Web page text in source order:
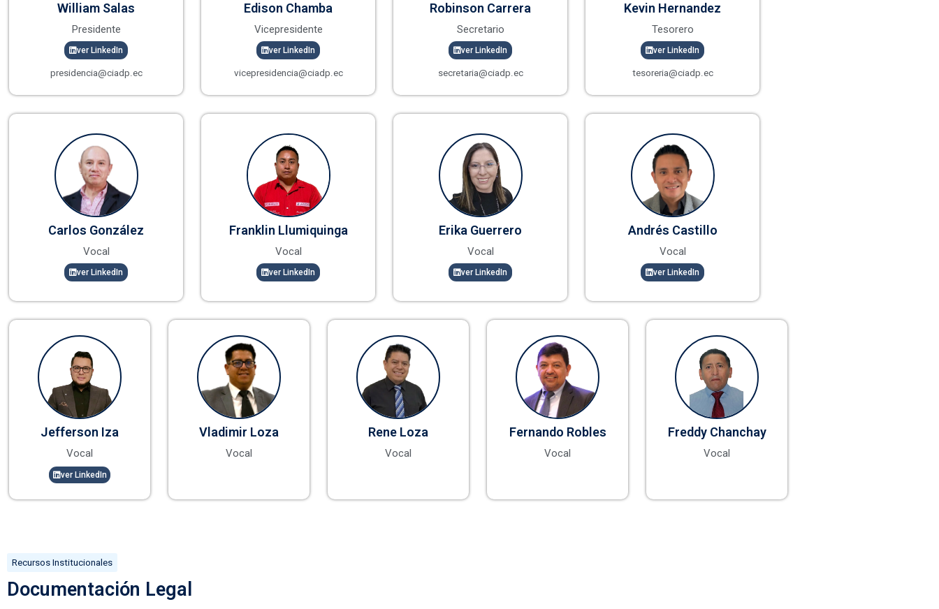
William Salas
Presidente
ver LinkedIn
presidencia@ciadp.ec
Edison Chamba
Vicepresidente
ver LinkedIn
vicepresidencia@ciadp.ec
Robinson Carrera
Secretario
ver LinkedIn
secretaria@ciadp.ec
Kevin Hernandez
Tesorero
ver LinkedIn
tesoreria@ciadp.ec
Carlos González
Vocal
ver LinkedIn
Franklin Llumiquinga
Vocal
ver LinkedIn
Erika Guerrero
Vocal
ver LinkedIn
Andrés Castillo
Vocal
ver LinkedIn
Jefferson Iza
Vocal
ver LinkedIn
Vladimir Loza
Vocal
Rene Loza
Vocal
Fernando Robles
Vocal
Freddy Chanchay
Vocal
Recursos Institucionales
Documentación Legal